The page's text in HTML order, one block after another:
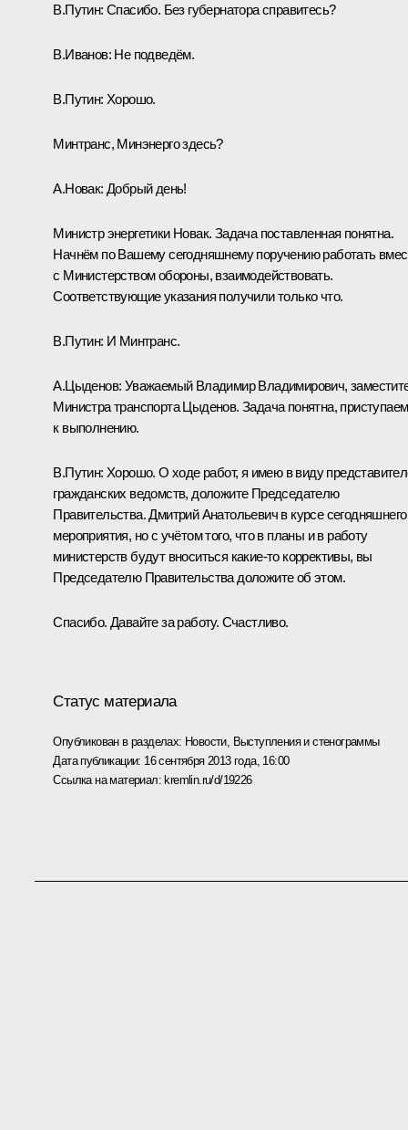
В.Путин: Спасибо. Без губернатора справитесь?
В.Иванов: Не подведём.
В.Путин: Хорошо.
Минтранс, Минэнерго здесь?
А.Новак: Добрый день!
Министр энергетики Новак. Задача поставленная понятна.
Начнём по Вашему сегодняшнему поручению работать
с Министерством обороны, взаимодействовать.
Соответствующие указания получили только что.
В.Путин: И Минтранс.
А.Цыденов: Уважаемый Владимир Владимирович,
Министра транспорта Цыденов. Задача понятна, приступаем
к выполнению.
В.Путин: Хорошо. О ходе работ, я имею в виду
гражданских ведомств, доложите Председателю
Правительства. Дмитрий Анатольевич в курсе сегодняшнего
мероприятия, но с учётом того, что в планы и в работу
министерств будут вноситься какие‑то коррективы, вы
Председателю Правительства доложите об этом.
Спасибо. Давайте за работу. Счастливо.
Статус материала
Опубликован в разделах: Новости, Выступления и стенограммы
Дата публикации: 16 сентября 2013 года, 16:00
Ссылка на материал: kremlin.ru/d/19226